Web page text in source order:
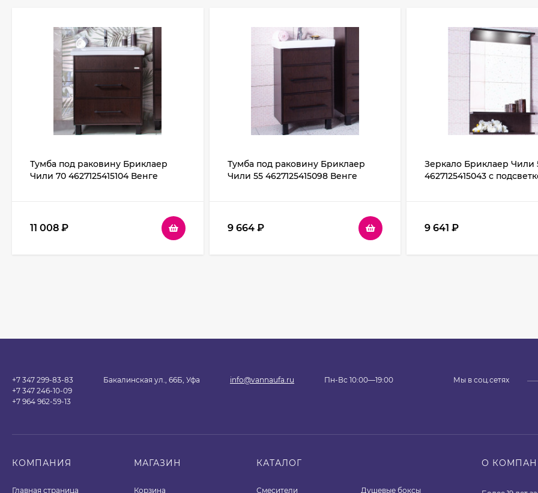
Тумба под раковину Бриклаер
Чили 70 4627125415104 Венге
11 008 ₽
Тумба под раковину Бриклаер
Чили 55 4627125415098 Венге
9 664 ₽
Зеркало Бриклаер Чили
4627125415043 с
9 641 ₽
+7 347 299-83-83
+7 347 246-10-09
+7 964 962-59-13
Бакалинская ул., 66Б, Уфа info@vannaufa.ru Пн-Вс 10:00—19:00 Мы в соц.сетях
КОМПАНИЯ
Главная страница
МАГАЗИН
Корзина
КАТАЛОГ
Смесители Душевые боксы
О